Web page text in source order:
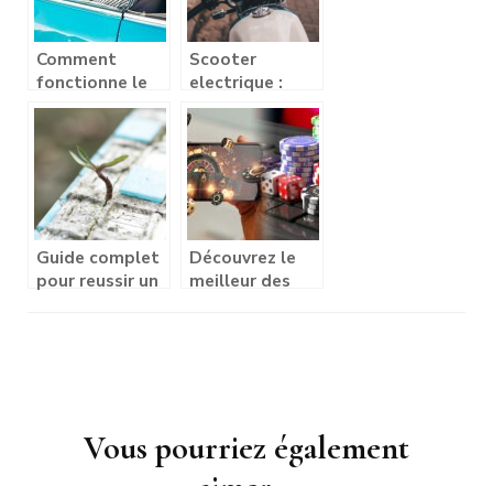
Comment
fonctionne le
crédit
automobile ?
Scooter
electrique :
decouvrez les
atouts d’une
mobilite
urbaine propre
Guide complet
pour reussir un
Découvrez le
meilleur des
Vous pourriez également